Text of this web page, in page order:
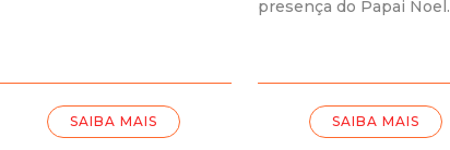
t
SAIBA MAIS
presença do Papai Noel.
SAIBA MAIS